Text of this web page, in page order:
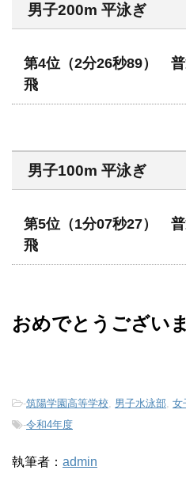
男子200m 平泳ぎ
第4位（2分26秒89）
飛
男子100m 平泳ぎ
第5位（1分07秒27）
飛
おめでとうございま
-筑陽学園高等学校 男子水泳部 女
-令和4年度
執筆者： admin